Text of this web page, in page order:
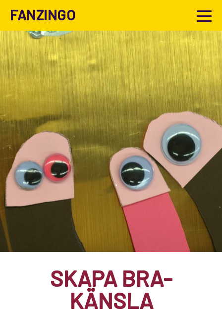
FANZINGO
SKAPA BRA-
KÄNSLA